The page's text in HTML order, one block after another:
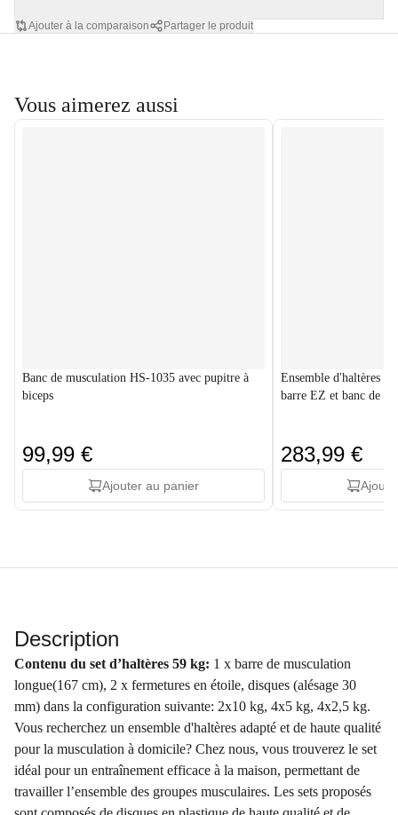
Ajouter à la comparaison Partager le produit
Vous aimerez aussi
Banc de musculation HS-1035 avec pupitre à
biceps
99,99 €
Ajouter au panier
Ensemble d'haltères
barre EZ et banc de
283,99 €
Description
Contenu du set d’haltères 59 kg: 1 x barre de musculation
longue(167 cm), 2 x fermetures en étoile, disques (alésage 30
mm) dans la configuration suivante: 2x10 kg, 4x5 kg, 4x2,5 kg.
Vous recherchez un ensemble d'haltères adapté et de haute qualité
pour la musculation à domicile? Chez nous, vous trouverez le set
idéal pour un entraînement efficace à la maison, permettant de
travailler l’ensemble des groupes musculaires. Les sets proposés